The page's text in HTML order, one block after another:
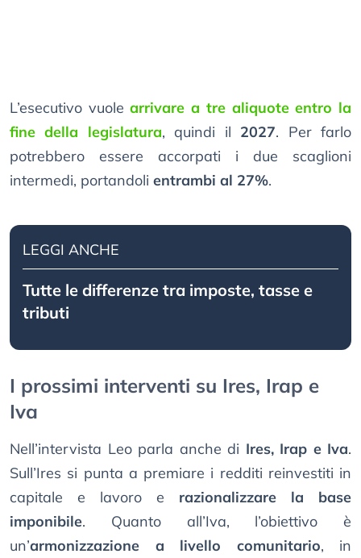
L’esecutivo vuolearrivare a tre aliquote entro la
fine della legislatura, quindi il 2027. Per farlo
potrebbero essere accorpati i due scaglioni
intermedi, portandoli entrambi al 27%.
LEGGI ANCHE
Tutte le differenze tra imposte, tasse e
tributi
I prossimi interventi su Ires, Irap e
Iva
Nell’intervista Leo parla anche di Ires, Irap e Iva.
Sull’Ires si punta a premiare i redditi reinvestiti in
capitale e lavoro e razionalizzare la base
imponibile. Quanto all’Iva, l’obiettivo è
un’armonizzazione a livello comunitario, in